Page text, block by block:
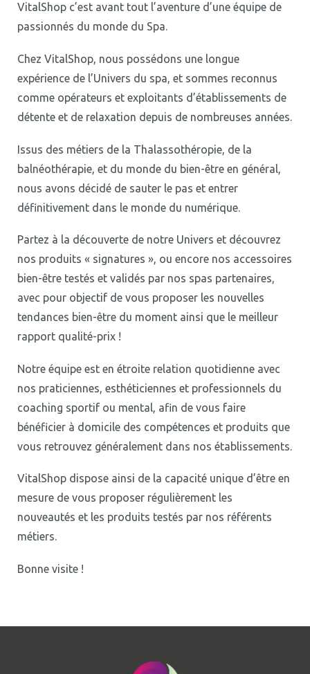
VitalShop c’est avant tout l’aventure d’une équipe de
passionnés du monde du Spa.
Chez VitalShop, nous possédons une longue
expérience de l’Univers du spa, et sommes reconnus
comme opérateurs et exploitants d’établissements de
détente et de relaxation depuis de nombreuses années.
Issus des métiers de la Thalassothéropie, de la
balnéothérapie, et du monde du bien-être en général,
nous avons décidé de sauter le pas et entrer
définitivement dans le monde du numérique.
Partez à la découverte de notre Univers et découvrez
nos produits « signatures », ou encore nos accessoires
bien-être testés et validés par nos spas partenaires,
avec pour objectif de vous proposer les nouvelles
tendances bien-être du moment ainsi que le meilleur
rapport qualité-prix !
Notre équipe est en étroite relation quotidienne avec
nos praticiennes, esthéticiennes et professionnels du
coaching sportif ou mental, afin de vous faire
bénéficier à domicile des compétences et produits que
vous retrouvez généralement dans nos établissements.
VitalShop dispose ainsi de la capacité unique d’être en
mesure de vous proposer régulièrement les
nouveautés et les produits testés par nos référents
métiers.
Bonne visite !